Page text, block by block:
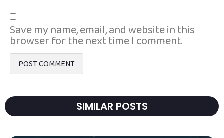
Save my name, email, and website in this
browser for the next time I comment.
SIMILAR POSTS